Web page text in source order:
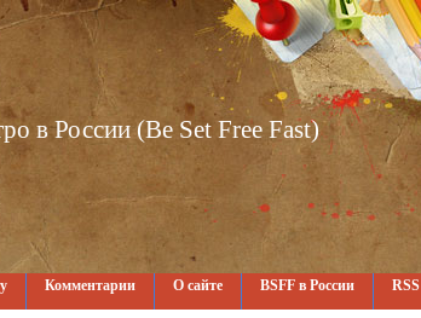
в России (Be Set Free Fast)
Комментарии О сайте BSFF в России RSS